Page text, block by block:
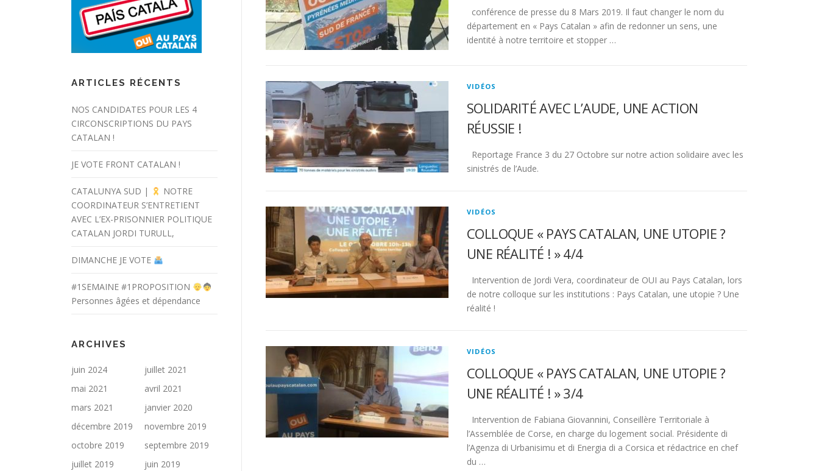
conférence de presse du 8 Mars 2019. Il faut changer le nom du
département en « Pays Catalan » afin de redonner un sens, une
identité à notre territoire et stopper …
VIDÉOS
SOLIDARITÉ AVEC L’AUDE, UNE ACTION
RÉUSSIE !
Reportage France 3 du 27 Octobre sur notre action solidaire avec les
sinistrés de l’Aude.
VIDÉOS
COLLOQUE « PAYS CATALAN, UNE UTOPIE ?
UNE RÉALITÉ ! » 4/4
Intervention de Jordi Vera, coordinateur de OUI au Pays Catalan, lors
de notre colloque sur les institutions : Pays Catalan, une utopie ? Une
réalité !
VIDÉOS
COLLOQUE « PAYS CATALAN, UNE UTOPIE ?
UNE RÉALITÉ ! » 3/4
Intervention de Fabiana Giovannini, Conseillère Territoriale à
l’Assemblée de Corse, en charge du logement social. Présidente di
l’Agenza di Urbanisimu et di Energia di a Corsica et rédactrice en chef
du …
ARTICLES RÉCENTS
NOS CANDIDATES POUR LES 4
CIRCONSCRIPTIONS DU PAYS
CATALAN !
JE VOTE FRONT CATALAN !
CATALUNYA SUD |
NOTRE
COORDINATEUR S’ENTRETIENT
AVEC L’EX-PRISONNIER POLITIQUE
CATALAN JORDI TURULL,
DIMANCHE JE VOTE
#1SEMAINE #1PROPOSITION
Personnes âgées et dépendance
ARCHIVES
juin 2024
juillet 2021
mai 2021
avril 2021
mars 2021
janvier 2020
décembre 2019
novembre 2019
octobre 2019
septembre 2019
juillet 2019
juin 2019